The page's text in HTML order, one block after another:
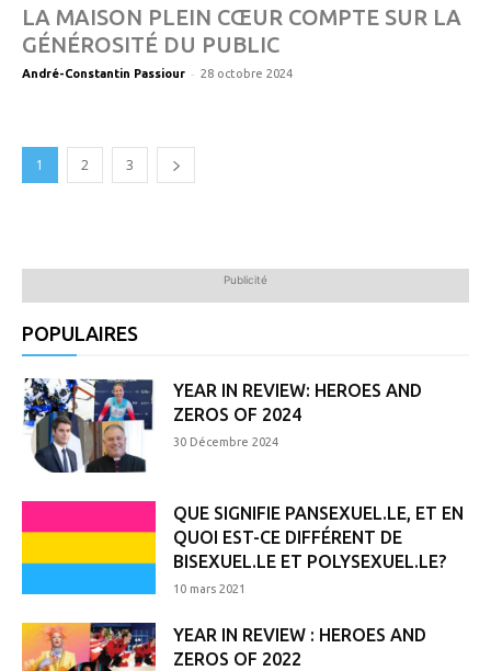
LA MAISON PLEIN CŒUR COMPTE SUR LA
GÉNÉROSITÉ DU PUBLIC
André-Constantin Passiour - 28 octobre 2024
1 2 3
Publicité
POPULAIRES
YEAR IN REVIEW: HEROES AND
ZEROS OF 2024
30 Décembre 2024
QUE SIGNIFIE PANSEXUEL.LE, ET EN
QUOI EST-CE DIFFÉRENT DE
BISEXUEL.LE ET POLYSEXUEL.LE?
10 mars 2021
YEAR IN REVIEW : HEROES AND
ZEROS OF 2022